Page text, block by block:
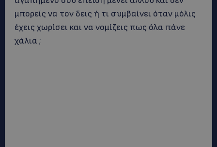
μπορείς να τον δεις ή τι συμβαίνει όταν μόλις
έχεις χωρίσει και να νομίζεις πως όλα πάνε
χάλια ;